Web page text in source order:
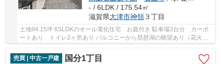
- / 6LDK / 175.54㎡
滋賀県大津市神領３丁目
土地94.15坪 6SLDKのオール電化住宅 お庭付き 駐車場3台分 カーポ
ートあり トイレ2ヶ所あり バルコニーから琵琶湖の眺望あり（花火大
会鑑賞可） 南向きにつき陽当り・通風良好です
売買 | 中古一戸建
国分1丁目